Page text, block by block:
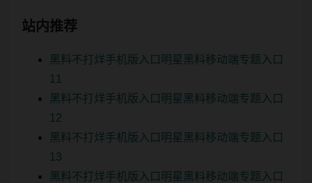
站内推荐
黑料不打烊手机版入口明星黑料移动端专题入口
11
黑料不打烊手机版入口明星黑料移动端专题入口
12
黑料不打烊手机版入口明星黑料移动端专题入口
13
黑料不打烊手机版入口明星黑料移动端专题入口